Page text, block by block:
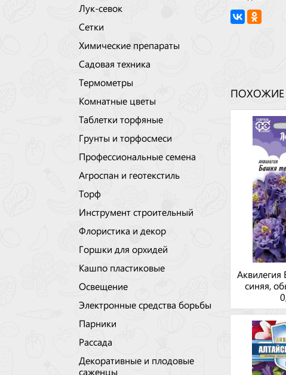
Лук-севок
Сетки
Химические препараты
Садовая техника
Термометры
Комнатные цветы
Таблетки торфяные
Грунты и торфосмеси
Профессиональные семена
Агроспан и геотекстиль
Торф
Инструмент строительный
Флористика и декор
Горшки для орхидей
Кашпо пластиковые
Освещение
Электронные средства борьбы
Парники
Рассада
Декоративные и плодовые
саженцы
ПОХОЖИЕ
Аквилегия
синяя,